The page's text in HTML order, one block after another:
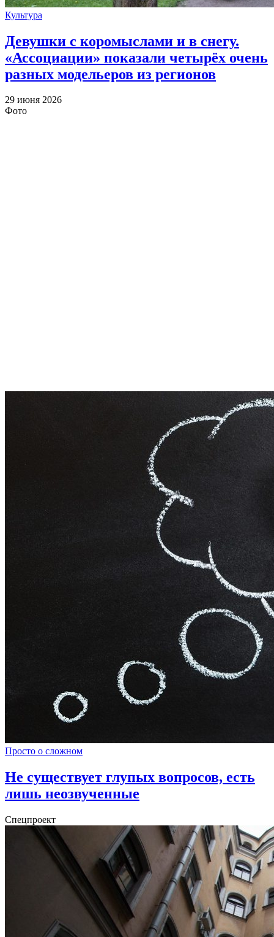
Культура
Девушки с коромыслами и в снегу.
«Ассоциации» показали четырёх очень
разных модельеров из регионов
29 июня 2026
Фото
Просто о сложном
Не существует глупых вопросов, есть
лишь неозвученные
Спецпроект